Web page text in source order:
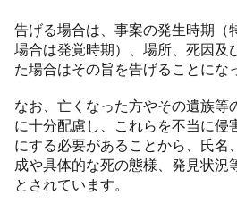
告げる場合は、事案の発生時期（
場合は発覚時期）、場所、死因及
た場合はその旨を告げることにな
なお、亡くなった方やその遺族等
に十分配慮し、これらを不当に侵
にする必要があることから、氏名
成や具体的な死の態様、発見状況
とされています。